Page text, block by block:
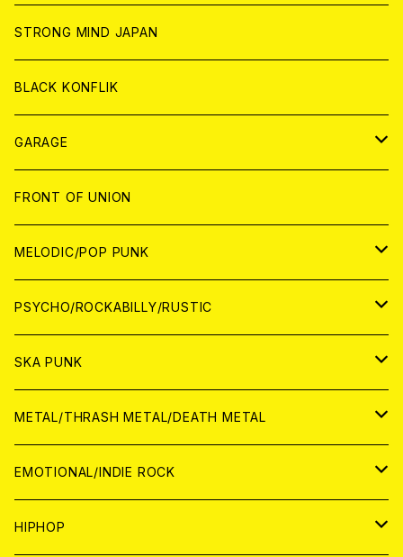
ANALOG
ANALOG
CD
ANALOG
CD
ANALOG
WORLD
CD
ANALOG
STRONG MIND JAPAN
BLACK KONFLIK
GARAGE
JAPAN
アナログ
CD
WORLD
アナログ
CD
FRONT OF UNION
MELODIC/POP PUNK
JAPAN
CD
ANALOG
WORLD
CD
ANALOG
PSYCHO/ROCKABILLY/RUSTIC
JAPAN
CD
ANALOG
WORLD
CD
ANALOG
SKA PUNK
JAPAN
CD
ANALOG
WORLD
CD
METAL/THRASH METAL/DEATH METAL
JAPAN
CD
WORLD
EMOTIONAL/INDIE ROCK
JAPAN
HIPHOP